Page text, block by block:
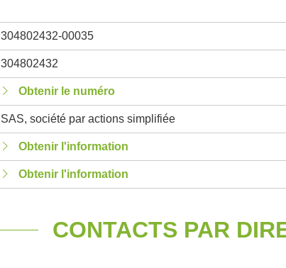
304802432-00035
304802432
Obtenir le numéro
SAS, société par actions simplifiée
Obtenir l'information
Obtenir l'information
CONTACTS PAR